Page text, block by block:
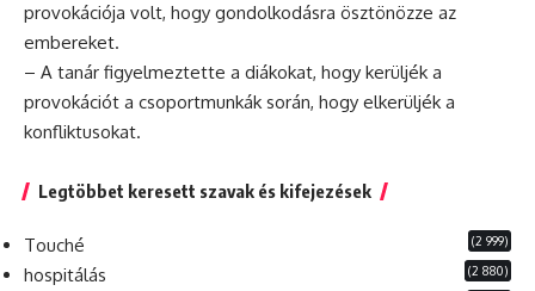
provokációja volt, hogy gondolkodásra ösztönözze az
embereket.
– A tanár figyelmeztette a diákokat, hogy kerüljék a
provokációt a csoportmunkák során, hogy elkerüljék a
konfliktusokat.
Legtöbbet keresett szavak és kifejezések
Touché (2 999)
hospitálás (2 880)